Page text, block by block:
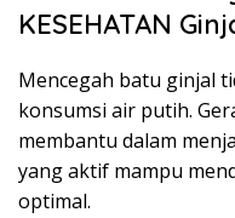
KESEHATAN
Mencegah batu ginjal
konsumsi air putih.
membantu dalam
yang aktif mampu
optimal.